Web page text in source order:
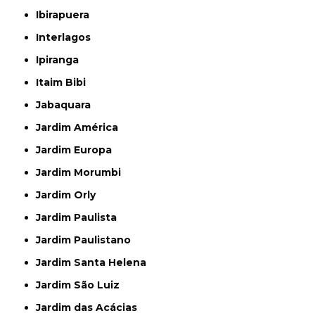
Ibirapuera
Interlagos
Ipiranga
Itaim Bibi
Jabaquara
Jardim América
Jardim Europa
Jardim Morumbi
Jardim Orly
Jardim Paulista
Jardim Paulistano
Jardim Santa Helena
Jardim São Luiz
Jardim das Acácias